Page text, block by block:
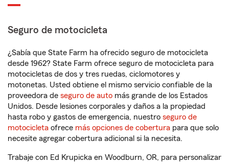
Seguro de motocicleta
¿Sabía que State Farm ha ofrecido seguro de motocicleta
desde 1962? State Farm ofrece seguro de motocicleta para
motocicletas de dos y tres ruedas, ciclomotores y
motonetas. Usted obtiene el mismo servicio confiable de la
proveedora de seguro de auto más grande de los Estados
Unidos. Desde lesiones corporales y daños a la propiedad
hasta robo y gastos de emergencia, nuestro seguro de
motocicleta ofrece más opciones de cobertura para que solo
necesite agregar cobertura adicional si la necesita.
Trabaje con Ed Krupicka en Woodburn, OR, para personalizar